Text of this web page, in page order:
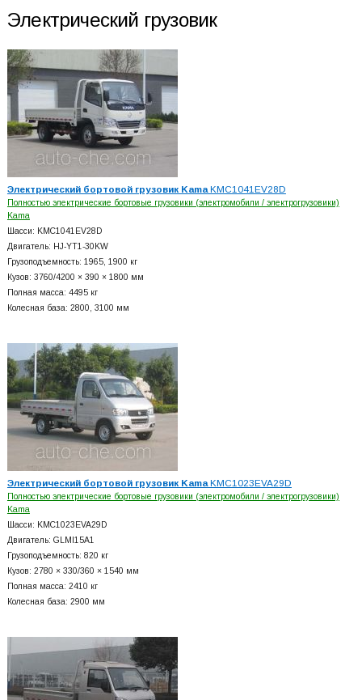
Электрический грузовик
Электрический бортовой грузовик KamaKMC1041EV28D
Полностью электрические бортовые грузовики (электромобили / электрогрузовики)
Kama
Шасси: KMC1041EV28D
Двигатель: HJ-YT1-30KW
Грузоподъемность: 1965, 1900 кг
Кузов: 3760/4200 × 390 × 1800 мм
Полная масса: 4495 кг
Колесная база: 2800, 3100 мм
Электрический бортовой грузовик KamaKMC1023EVA29D
Полностью электрические бортовые грузовики (электромобили / электрогрузовики)
Kama
Шасси: KMC1023EVA29D
Двигатель: GLMI15A1
Грузоподъемность: 820 кг
Кузов: 2780 × 330/360 × 1540 мм
Полная масса: 2410 кг
Колесная база: 2900 мм